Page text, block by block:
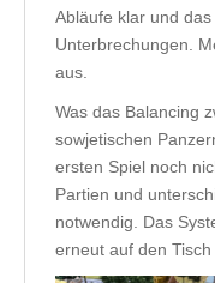
Abläufe klar und
Unterbrechungen.
aus.
Was das Balancing
sowjetischen
ersten Spiel noch
Partien und
notwendig. Das
erneut auf den Tisch